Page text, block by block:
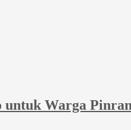
untuk Warga